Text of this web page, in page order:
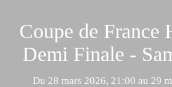
Coupe de France
Demi Finale -
Du 28 mars 2026, 21:00 au 29